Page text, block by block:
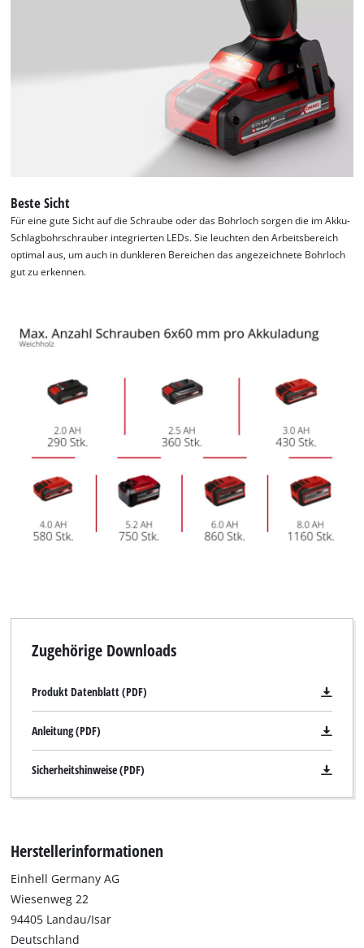
Wir benötigen deine Zustimmung, um
Google Maps laden zu können!
This content is not permitted to load due
to trackers that are not disclosed to the
visitor. The website owner needs to setup
the site with their CMP to add this content
to the list of technologies used.
Management Platform
Beste Sicht
Für eine gute Sicht auf die Schraube oder das Bohrloch sorgen die im Akku-
Schlagbohrschrauber integrierten LEDs. Sie leuchten den Arbeitsbereich
optimal aus, um auch in dunkleren Bereichen das angezeichnete Bohrloch
gut zu erkennen.
Zugehörige Downloads
Produkt Datenblatt (PDF)
Anleitung (PDF)
Sicherheitshinweise (PDF)
Herstellerinformationen
Einhell Germany AG
Wiesenweg 22
94405 Landau/Isar
Deutschland